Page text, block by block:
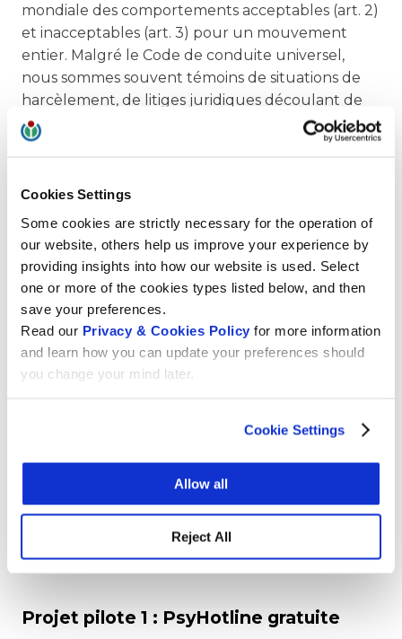
Cookies Settings
Some cookies are strictly necessary for the operation of
our website, others help us improve your experience by
providing insights into how our website is used. Select
one or more of the cookies types listed below, and then
save your preferences.
Read our Privacy & Cookies Policy for more information
and learn how you can update your preferences should
you change your mind later.
Cookie Settings
Allow all
Reject All
mondiale des comportements acceptables (art. 2)
et inacceptables (art. 3) pour un mouvement
entier. Malgré le Code de conduite universel,
nous sommes souvent témoins de situations de
harcèlement, de litiges juridiques découlant de
contributions, de discours haineux, de doxxing,
etc. qui ont un impact très négatif sur la santé et
prend des mesures et offre des services aux
POUR EN SAVOIR PLUS
Projet pilote 1 : PsyHotline gratuite